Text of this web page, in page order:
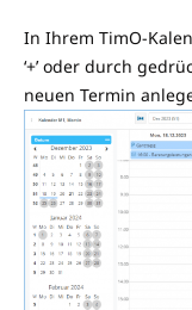
In Ihrem TimO-
‘+’ oder durch
neuen Termin